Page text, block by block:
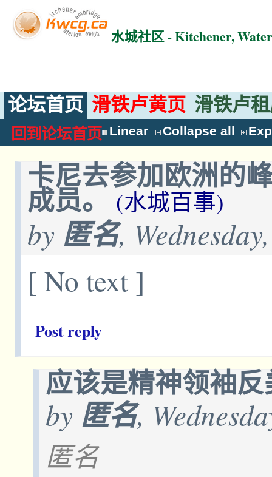
水城社区 - Kitchener,
论坛首页 滑铁卢黄页 滑铁卢
回到论坛首页 Linear Collapse all
卡尼去参加欧洲的
成员。(水城百事)
by 匿名,
[ No text ]
Post reply
应该是精神领袖
by 匿名,
匿名